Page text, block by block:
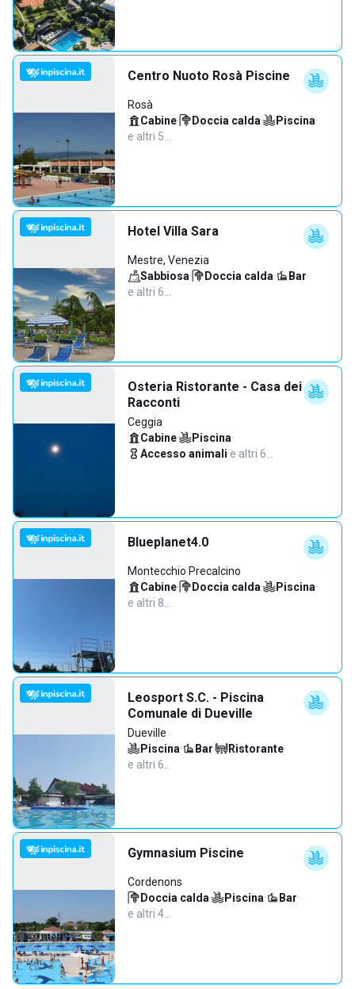
Centro Nuoto Rosà Piscine
Rosà
Cabine· Doccia calda· Piscina·
e altri 5…
Hotel Villa Sara
Mestre, Venezia
Sabbiosa· Doccia calda· Bar·
e altri 6…
Osteria Ristorante - Casa dei
Racconti
Ceggia
Cabine· Piscina·
Accesso animali·e altri 6…
Blueplanet4.0
Montecchio Precalcino
Cabine· Doccia calda· Piscina·
e altri 8…
Leosport S.C. - Piscina
Comunale di Dueville
Dueville
Piscina· Bar· Ristorante·
e altri 6…
Gymnasium Piscine
Cordenons
Doccia calda· Piscina· Bar·
e altri 4…